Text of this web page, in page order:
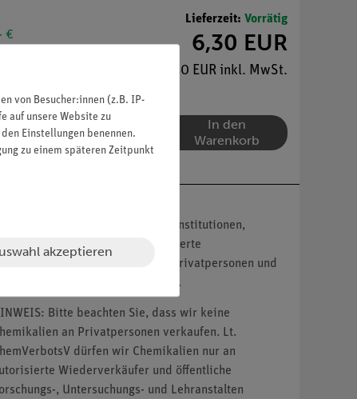
€
Lieferzeit: Vorrätig
6,30 EUR
7,50 EUR inkl. MwSt.
In den
Warenkorb
Angebot richtet sich nur an Institutionen,
und autorisierte
Kein Verkauf an Privatpersonen und
autorisierte Wiederverkäufer.
Bitte beachten Sie, dass wir keine
an Privatpersonen verkaufen. Lt.
dürfen wir Chemikalien nur an
Wiederverkäufer und öffentliche
, Untersuchungs- und Lehranstalten
von Besucher:innen (z.B. IP-
auf unsere Website zu
Einstellungen benennen.
zu einem späteren Zeitpunkt
akzeptieren